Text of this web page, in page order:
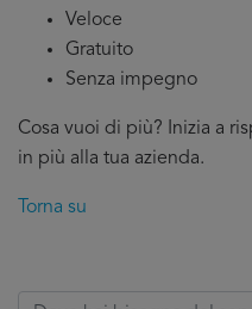
Veloce
Gratuito
Senza impegno
Cosa vuoi di più? Inizia a
in più alla tua azienda.
Torna su